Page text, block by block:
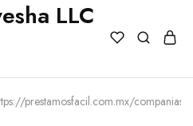
prestamosfacil.com.mx/